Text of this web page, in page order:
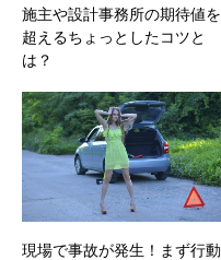
施主や設計事務所の期待値を
超えるちょっとしたコツと
は？
現場で事故が発生！まず行動